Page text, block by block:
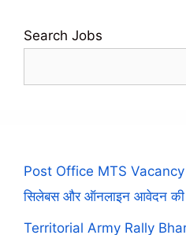
Search Jobs
Post Office MTS
सिलेबस और ऑनलाइन आवेदन की
Territorial Army Rally